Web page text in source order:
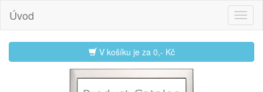
Úvod
V košíku je za 0,- Kč